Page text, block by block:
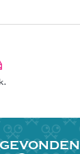
GEVONDEN